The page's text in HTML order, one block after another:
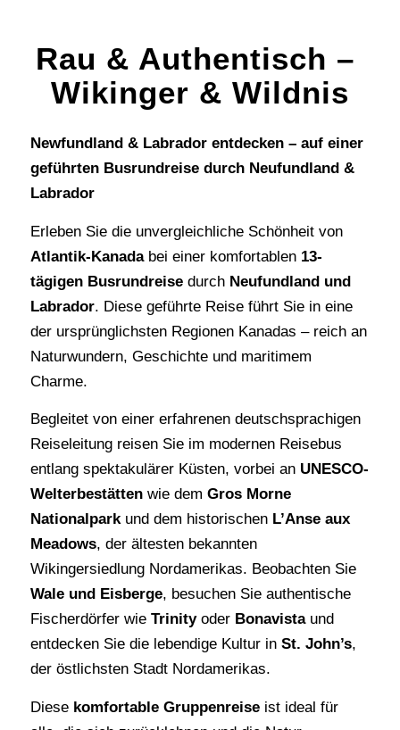
Rau & Authentisch –
Wikinger & Wildnis
Newfundland & Labrador entdecken – auf einer
geführten Busrundreise durch Neufundland &
Labrador
Erleben Sie die unvergleichliche Schönheit von
Atlantik-Kanadabei einer komfortablen 13-
tägigen Busrundreisedurch Neufundland und
Labrador. Diese geführte Reise führt Sie in eine
der ursprünglichsten Regionen Kanadas – reich an
Naturwundern, Geschichte und maritimem
Charme.
Begleitet von einer erfahrenen deutschsprachigen
Reiseleitung reisen Sie im modernen Reisebus
entlang spektakulärer Küsten, vorbei an UNESCO-
Welterbestättenwie dem Gros Morne
Nationalparkund dem historischen L’Anse aux
Meadows, der ältesten bekannten
Wikingersiedlung Nordamerikas. Beobachten Sie
Wale und Eisberge, besuchen Sie authentische
Fischerdörfer wie Trinityoder Bonavistaund
entdecken Sie die lebendige Kultur in St. John’s,
der östlichsten Stadt Nordamerikas.
Diese komfortable Gruppenreiseist ideal für